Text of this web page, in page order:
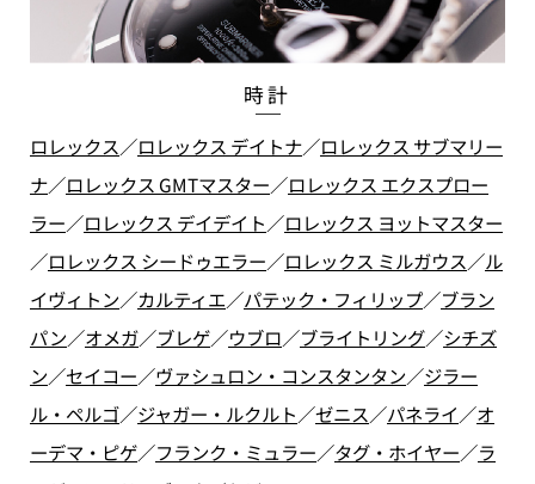
時計
ロレックス／ロレックス デイトナ／ロレックス サブマリー
ナ／ロレックス GMTマスター／ロレックス エクスプロー
ラー／ロレックス デイデイト／ロレックス ヨットマスター
／ロレックス シードゥエラー／ロレックス ミルガウス／ル
イヴィトン／カルティエ／パテック・フィリップ／ブラン
パン／オメガ／ブレゲ／ウブロ／ブライトリング／シチズ
ン／セイコー／ヴァシュロン・コンスタンタン／ジラー
ル・ペルゴ／ジャガー・ルクルト／ゼニス／パネライ／オ
ーデマ・ピゲ／フランク・ミュラー／タグ・ホイヤー／ラ